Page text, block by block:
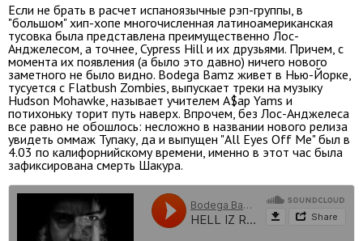
Если не брать в расчет испаноязычные рэп-группы, в
"большом" хип-хопе многочисленная латиноамериканская
тусовка была представлена преимущественно Лос-
Анджелесом, а точнее, Cypress Hill и их друзьями. Причем, с
момента их появления (а было это давно) ничего нового
заметного не было видно. Bodega Bamz живет в Нью-Йорке,
тусуется с Flatbush Zombies, выпускает треки на музыку
Hudson Mohawke, называет учителем A$ap Yams и
потихоньку торит путь наверх. Впрочем, без Лос-Анджелеса
все равно не обошлось: несложно в названии нового релиза
увидеть оммаж Тупаку, да и выпущен "All Eyes Off Me" был в
4.03 по калифорнийскому времени, именно в этот час была
зафиксирована смерть Шакура.